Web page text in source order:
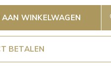
AAN WINKELWAGEN
BETALEN